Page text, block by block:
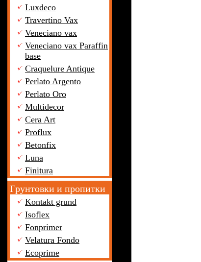
Luxdeco
Travertino Vax
Veneciano vax
Veneciano vax Paraffin
base
Craquelure Antique
Perlato Argento
Perlato Oro
Multidecor
Cera Art
Proflux
Betonfix
Luna
Finitura
Грунтовки и пропитки
Kontakt grund
Isoflex
Fonprimer
Velatura Fondo
Ecoprime